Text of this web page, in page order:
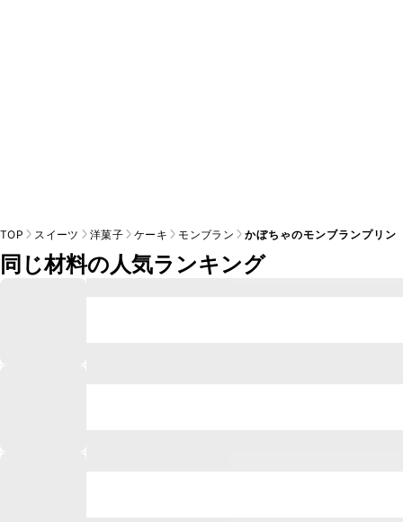
TOP スイーツ 洋菓子 ケーキ モンブラン かぼちゃのモンブランプリン
同じ材料の人気ランキング